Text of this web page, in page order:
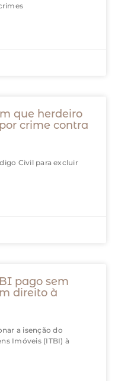
que herdeiro
crime contra
Civil para excluir
pago sem
direito à
a isenção do
Imóveis (ITBI) à